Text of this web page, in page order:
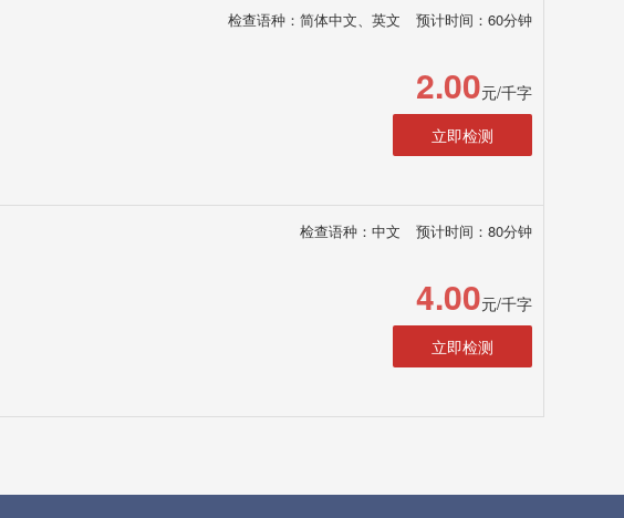
检查语种：简体中文、英文 预计时间：60分钟
2.00元/千字
立即检测
检查语种：中文 预计时间：80分钟
4.00元/千字
立即检测